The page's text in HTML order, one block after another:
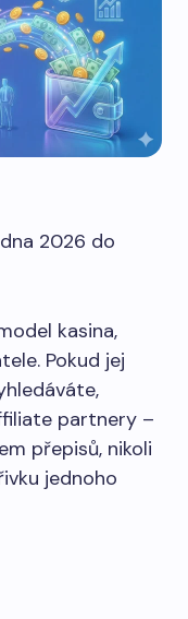
2026 do
kasina,
Pokud jej
partnery –
přepisů, nikoli
jednoho